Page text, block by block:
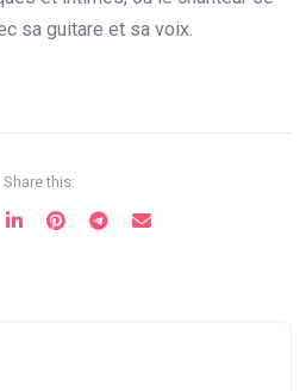
sa guitare et sa voix.
Share this: